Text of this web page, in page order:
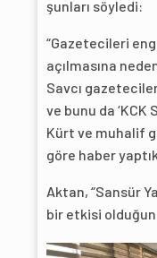
şunları söyledi:
“Gazetecileri
açılmasına
Savcı
ve bunu da ‘KCK
Kürt ve muhalif
göre haber
Aktan, “Sansür
bir etkisi